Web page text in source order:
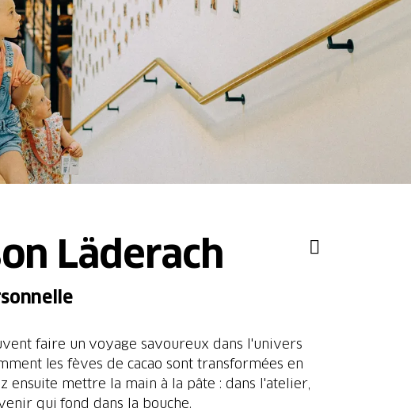
Läderach
faire un voyage savoureux dans l'univers
les fèves de cacao sont transformées en
mettre la main à la pâte : dans l'atelier,